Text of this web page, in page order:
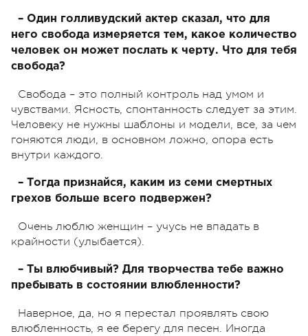
– Один голливудский актер сказал, что для
него свобода измеряется тем, какое количество
человек он может послать к черту. Что для тебя
свобода?
Свобода – это полный контроль над умом и
чувствами. Ясность, спонтанность следует за этим.
Человеку не нужны шаблоны и модели, все, за чем
гоняются люди, в основном ложно, опора есть
внутри каждого.
– Тогда признайся, каким из семи смертных
грехов больше всего подвержен?
Очень люблю женщин – учусь не впадать в
крайности (улыбается).
– Ты влюбчивый? Для творчества тебе важно
пребывать в состоянии влюбленности?
Наверное, да, но я перестал проявлять свою
влюбленность, я ее берегу для песен. Иногда